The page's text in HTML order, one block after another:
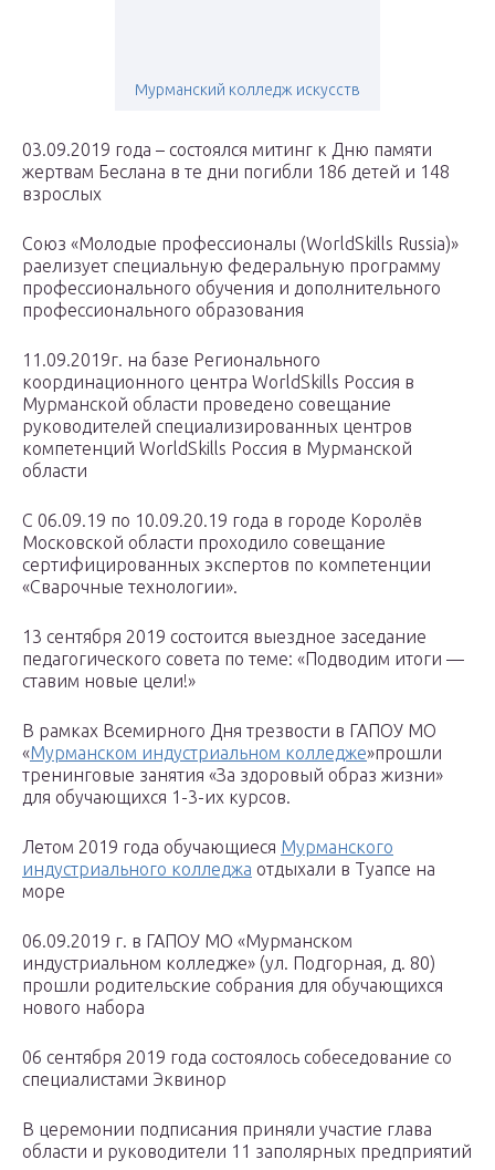
Мурманский колледж искусств
03.09.2019 года – состоялся митинг к Дню памяти
жертвам Беслана в те дни погибли 186 детей и 148
взрослых
Союз «Молодые профессионалы (WorldSkills Russia)»
раелизует специальную федеральную программу
профессионального обучения и дополнительного
профессионального образования
11.09.2019г. на базе Регионального
координационного центра WorldSkills Россия в
Мурманской области проведено совещание
руководителей специализированных центров
компетенций WorldSkills Россия в Мурманской
области
С 06.09.19 по 10.09.20.19 года в городе Королёв
Московской области проходило совещание
сертифицированных экспертов по компетенции
«Сварочные технологии».
13 сентября 2019 состоится выездное заседание
педагогического совета по теме: «Подводим итоги —
ставим новые цели!»
В рамках Всемирного Дня трезвости в ГАПОУ МО
«Мурманском индустриальном колледже»прошли
тренинговые занятия «За здоровый образ жизни»
для обучающихся 1-3-их курсов.
Летом 2019 года обучающиеся Мурманского
индустриального колледжа отдыхали в Туапсе на
море
06.09.2019 г. в ГАПОУ МО «Мурманском
индустриальном колледже» (ул. Подгорная, д. 80)
прошли родительские собрания для обучающихся
нового набора
06 сентября 2019 года состоялось собеседование со
специалистами Эквинор
В церемонии подписания приняли участие глава
области и руководители 11 заполярных предприятий